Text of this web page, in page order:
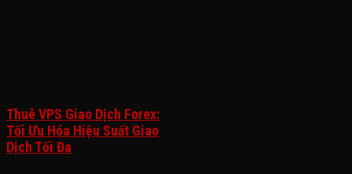
Thuê VPS Giao Dịch Forex:
Tối Ưu Hóa Hiệu Suất Giao
Dịch Tối Đa